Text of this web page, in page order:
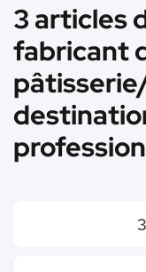
3 articles
fabricant